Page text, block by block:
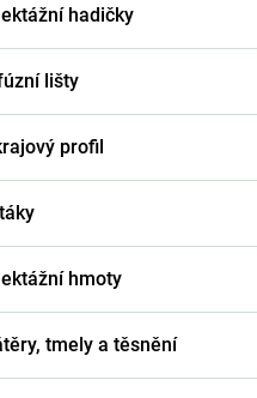
hadičky
lišty
profil
hmoty
tmely a těsnění